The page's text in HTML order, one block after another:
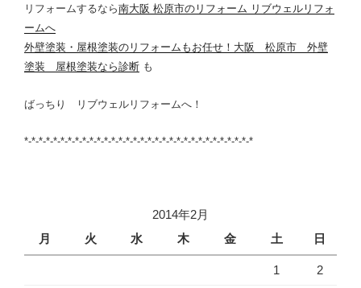
リフォームするなら南大阪 松原市のリフォーム リブウェルリフォ
ームへ
外壁塗装・屋根塗装のリフォームもお任せ！大阪 松原市 外壁
塗装 屋根塗装なら診断 も
ばっちり リブウェルリフォームへ！
*-*-*-*-*-*-*-*-*-*-*-*-*-*-*-*-*-*-*-*-*-*-*-*-*-*-*-*-*-*-*-*
2014年2月
月
火 水 木 金 土 日
1 2